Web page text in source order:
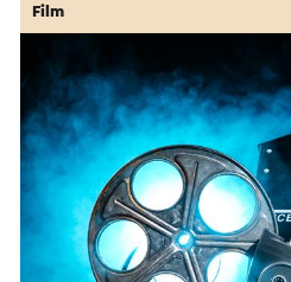
Film